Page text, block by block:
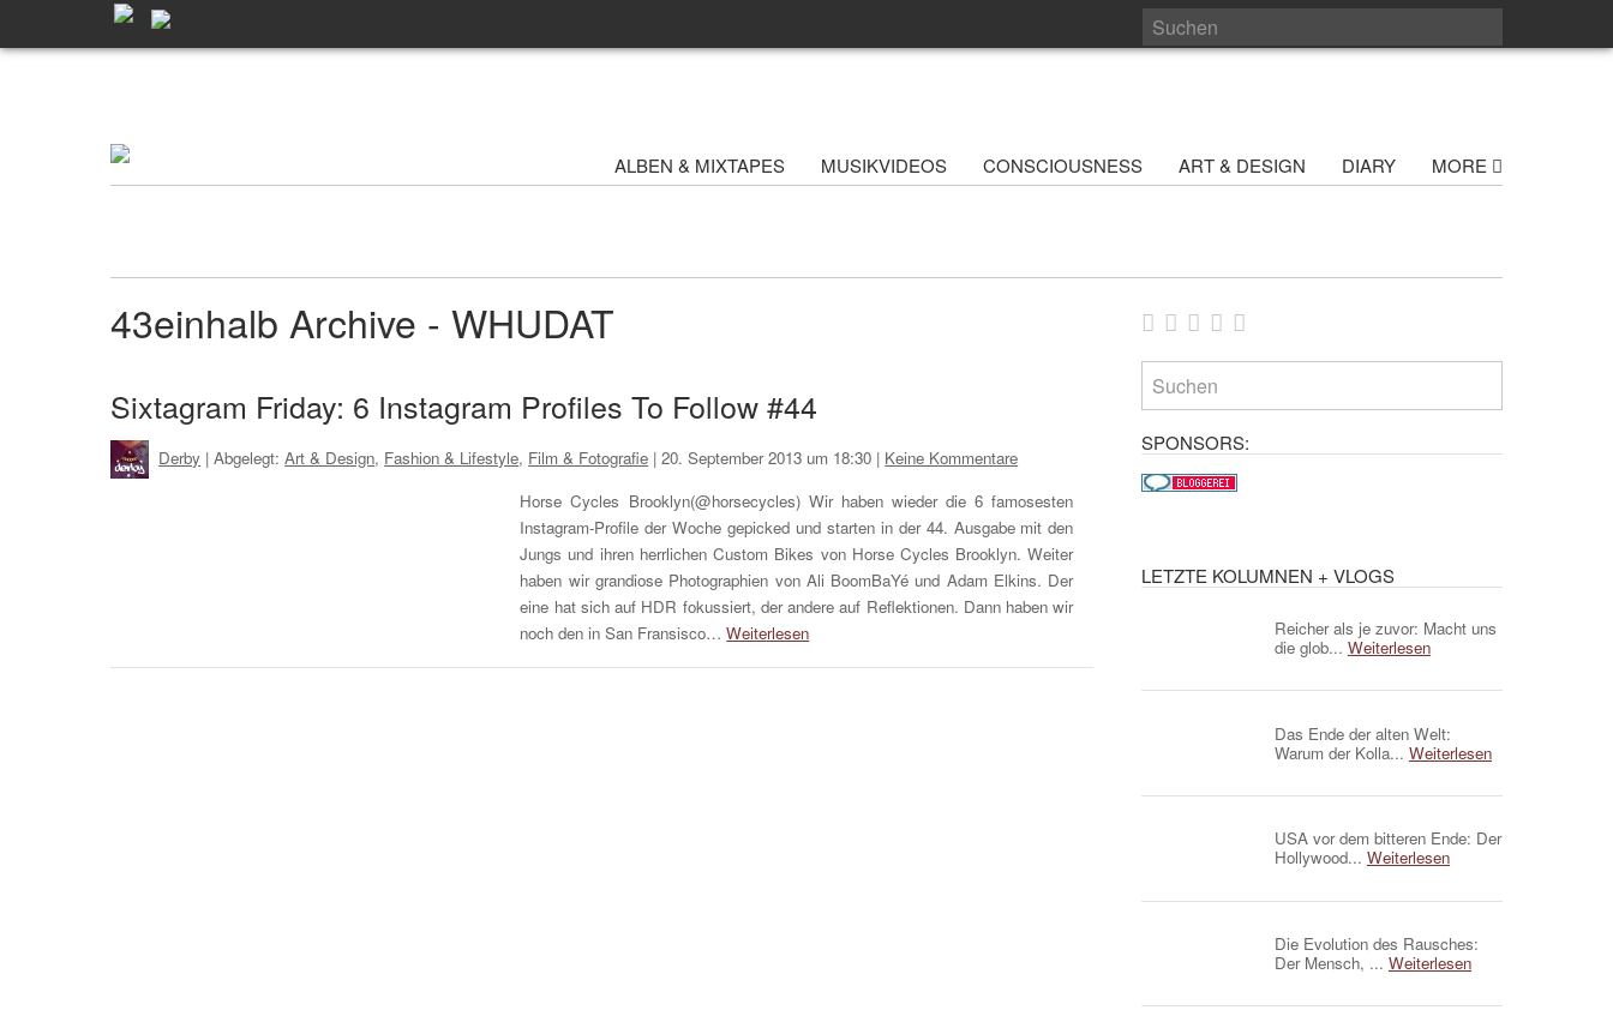
ALBEN & MIXTAPES MUSIKVIDEOS CONSCIOUSNESS ART & DESIGN DIARY MORE
43einhalb Archive - WHUDAT
Sixtagram Friday: 6 Instagram Profiles To Follow #44
Derby | Abgelegt:Art & Design, Fashion & Lifestyle, Film & Fotografie |20. September 2013 um 18:30 | Keine Kommentare
Horse Cycles Brooklyn(@horsecycles) Wir haben wieder die 6 famosesten
Instagram-Profile der Woche gepicked und starten in der 44. Ausgabe mit den
Jungs und ihren herrlichen Custom Bikes von Horse Cycles Brooklyn. Weiter
haben wir grandiose Photographien von Ali BoomBaYé und Adam Elkins. Der
eine hat sich auf HDR fokussiert, der andere auf Reflektionen. Dann haben wir
noch den in San Fransisco…Weiterlesen
SPONSORS:
LETZTE KOLUMNEN + VLOGS
Reicher als je zuvor: Macht uns
die glob... Weiterlesen
Das Ende der alten Welt:
Warum der Kolla... Weiterlesen
USA vor dem bitteren Ende: Der
Hollywood... Weiterlesen
Die Evolution des Rausches:
Der Mensch, ... Weiterlesen